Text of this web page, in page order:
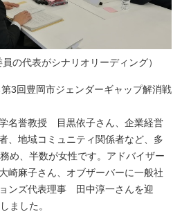
の代表がシナリオリーディング）
3回豊岡市ジェンダーギャップ解消戦
名誉教授 目黒依子さん、企業経営
、地域コミュニティ関係者など、多
め、半数が女性です。アドバイザー
崎麻子さん、オブザーバーに一般社
ンズ代表理事 田中淳一さんを迎
ました。